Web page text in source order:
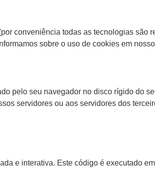
conveniência todas as tecnologias são
sobre o uso de cookies em
pelo seu navegador no disco rígido do
servidores ou aos servidores dos
e interativa. Este código é executado